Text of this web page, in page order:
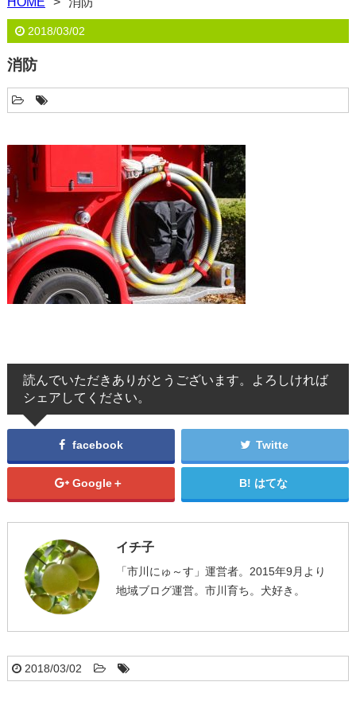
2018/03/02
消防
読んでいただきありがとうございます。よろしければ
シェアしてください。
facebook Twitte
Google＋ はてな
イチ子
「市川にゅ～す」運営者。2015年9月より
地域ブログ運営。市川育ち。犬好き。
2018/03/02